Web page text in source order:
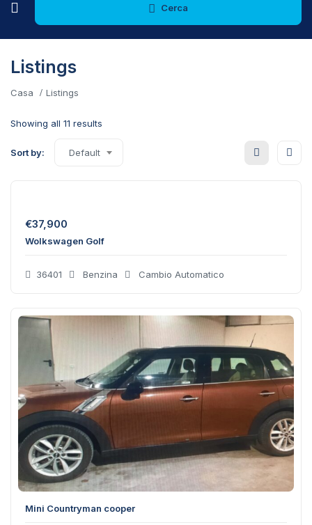
Cerca
Listings
Casa Listings
Showing all 11 results
Sort by: Default
€37,900
Wolkswagen Golf
36401 Benzina Cambio Automatico
Mini Countryman cooper